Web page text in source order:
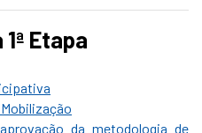
Etapa
da metodologia de